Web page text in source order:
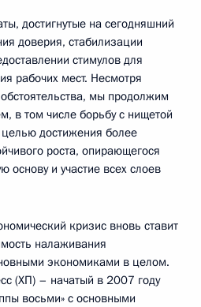
достигнутые на сегодняшний
доверия, стабилизации
стимулов для
рабочих мест. Несмотря
мы продолжим
в том числе борьбу с нищетой
достижения более
роста, опирающегося
основу и участие всех слоев
кризис вновь ставит
налаживания
экономиками в целом.
(ХП) – начатый в 2007 году
восьми» с основными